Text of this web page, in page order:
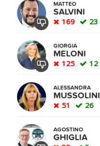
MATTEO
SALVINI
169 23
GIORGIA
MELONI
125 12
ALESSANDRA
MUSSOLINI
51 26
AGOSTINO
GHIGLIA